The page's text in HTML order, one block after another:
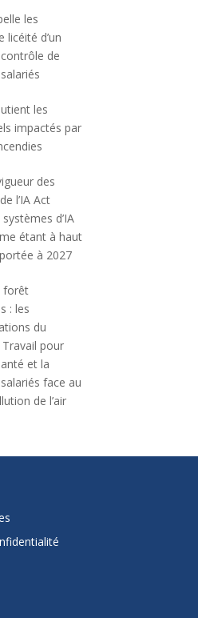
les
licéité d’un
de
les
impactés par
des
l’IA Act
d’IA
étant à haut
à 2027
forêt
: les
du
pour
et la
face au
de l’air